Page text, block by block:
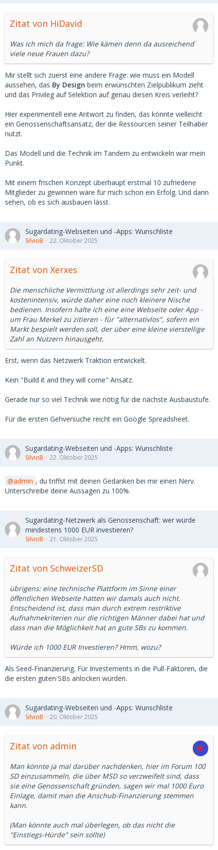
Zitat von HiDavid
Was ich mich da frage: Wie kämen denn da ausreichend
viele neue Frauen dazu?
Mir stellt sich zuerst eine andere Frage: wie muss ein Modell
aussehen, das By Design beim erwünschten Zielpublikum zieht
und das Privileg auf Selektion auf genau diesen Kreis verleiht?
Hier experimentell eine Antwort zu finden, das könnte vielleicht
ein Genossenschaftsansatz, der die Ressourcen seiner Teilhaber
nutzt.
Das Modell und die Technik im Tandem zu entwickeln war mein
Punkt.
Mit einem frischen Konzept überhaupt erstmal 10 zufriedene
Mitglieder zu gewinnen wäre für mich schon ein Erfolg. Und dann
sehen, ob es sich ausbauen lässt.
Sugardating-Webseiten und -Apps: Wunschliste
SilvioB 22. Oktober 2025
Zitat von Xerxes
Die menschliche Vermittlung ist allerdings sehr zeit- und
kostenintensiv, würde daher eine noch kleinere Nische
bedienen. Insofern halte ich eine eine Webseite oder App -
um Frau Merkel zu zitieren - für "alternativlos", sofern ein
Markt bespielt werden soll, der über eine kleine vierstellige
Zahl an Nutzern hinausgeht.
Erst, wenn das Netzwerk Traktion entwickelt.
Kein "Build it and they will come" Ansatz.
Gerade nur so viel Technik wie nötig für die nächste Ausbaustufe.
Für die ersten Gehversuche reicht ein Google Spreadsheet.
Sugardating-Webseiten und -Apps: Wunschliste
SilvioB 22. Oktober 2025
admin , du triffst mit deinen Gedanken bei mir einen Nerv.
Unterschreibe deine Aussagen zu 100%.
Sugardating-Netzwerk als Genossenschaft: wer würde
mindestens 1000 EUR investieren?
SilvioB 21. Oktober 2025
Zitat von SchweizerSD
übrigens: eine technische Plattform im Sinne einer
öffentlichen Webseite hatten wir damals auch nicht.
Entscheidend ist, dass man durch extrem restriktive
Aufnahmekriterien nur die richtigen Männer dabei hat und
dass man die Möglichkeit hat an gute SBs zu kommen.
Würde ich 1000 EUR Investieren? Hmm, wozu?
Als Seed-Finanzierung. Für Investements in die Pull-Faktoren, die
die ersten guten SBs anlocken würden.
Sugardating-Webseiten und -Apps: Wunschliste
SilvioB 20. Oktober 2025
Zitat von admin
Man könnte ja mal darüber nachdenken, hier im Forum 100
SD einzusammeln, die über MSD so verzweifelt sind, dass
sie eine Genossenschaft gründen, sagen wir mal 1000 Euro
Einlage, damit man die Anschub-Finanzierung stemmen
kann.
(Man könnte auch mal überlegen, ob das nicht die
"Einstiegs-Hürde" sein sollte)